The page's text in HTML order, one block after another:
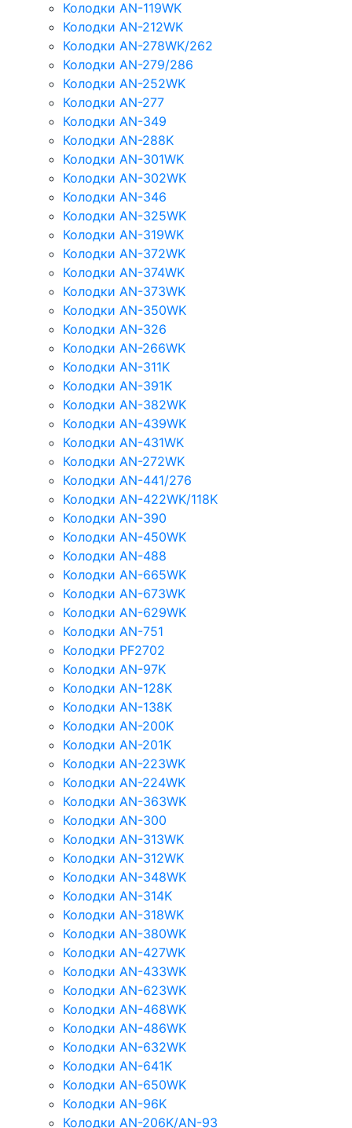
Колодки AN-119WK
Колодки AN-212WK
Колодки AN-278WK/262
Колодки AN-279/286
Колодки AN-252WK
Колодки AN-277
Колодки AN-349
Колодки AN-288K
Колодки AN-301WK
Колодки AN-302WK
Колодки AN-346
Колодки AN-325WK
Колодки AN-319WK
Колодки AN-372WK
Колодки AN-374WK
Колодки AN-373WK
Колодки AN-350WK
Колодки AN-326
Колодки AN-266WK
Колодки AN-311K
Колодки AN-391K
Колодки AN-382WK
Колодки AN-439WK
Колодки AN-431WK
Колодки AN-272WK
Колодки AN-441/276
Колодки AN-422WK/118K
Колодки AN-390
Колодки AN-450WK
Колодки AN-488
Колодки AN-665WK
Колодки AN-673WK
Колодки AN-629WK
Колодки AN-751
Колодки PF2702
Колодки AN-97K
Колодки AN-128K
Колодки AN-138K
Колодки AN-200K
Колодки AN-201K
Колодки AN-223WK
Колодки AN-224WK
Колодки AN-363WK
Колодки AN-300
Колодки AN-313WK
Колодки AN-312WK
Колодки AN-348WK
Колодки AN-314K
Колодки AN-318WK
Колодки AN-380WK
Колодки AN-427WK
Колодки AN-433WK
Колодки AN-623WK
Колодки AN-468WK
Колодки AN-486WK
Колодки AN-632WK
Колодки AN-641K
Колодки AN-650WK
Колодки AN-96K
Колодки AN-206K/AN-93